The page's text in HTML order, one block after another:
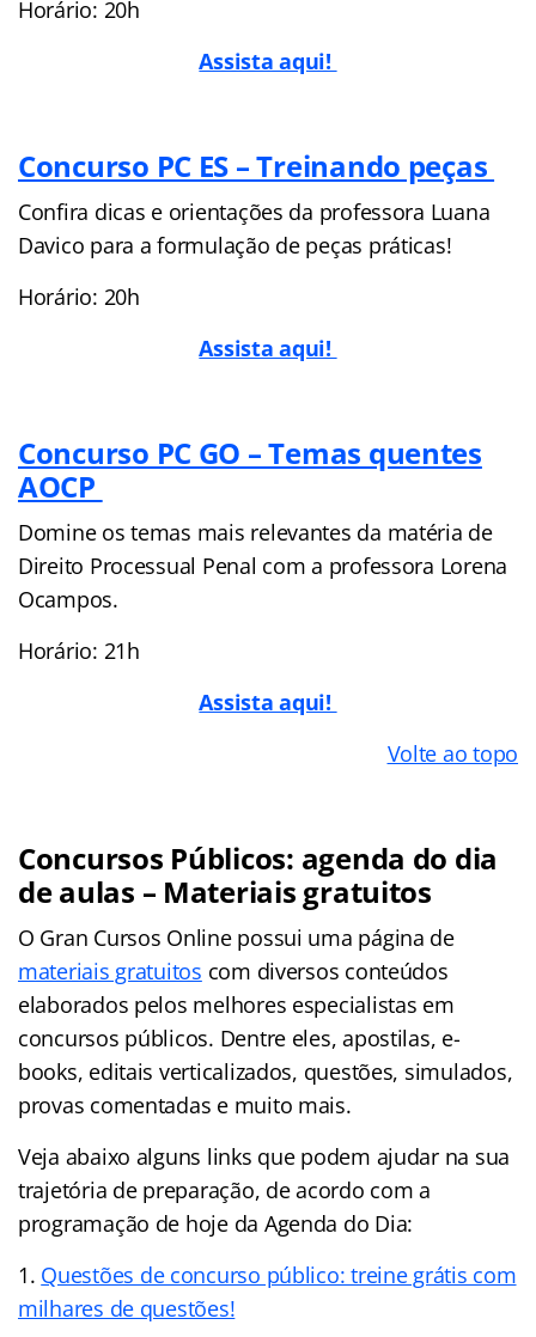
Horário: 20h
Assista aqui!
Concurso PC ES – Treinando peças
Confira dicas e orientações da professora Luana
Davico para a formulação de peças práticas!
Horário: 20h
Assista aqui!
Concurso PC GO – Temas quentes
AOCP
Domine os temas mais relevantes da matéria de
Direito Processual Penal com a professora Lorena
Ocampos.
Horário: 21h
Assista aqui!
Volte ao topo
Concursos Públicos: agenda do dia
de aulas – Materiais gratuitos
O Gran Cursos Online possui uma página de
materiais gratuitos com diversos conteúdos
elaborados pelos melhores especialistas em
concursos públicos. Dentre eles, apostilas, e-
books, editais verticalizados, questões, simulados,
provas comentadas e muito mais.
Veja abaixo alguns links que podem ajudar na sua
trajetória de preparação, de acordo com a
programação de hoje da Agenda do Dia:
Questões de concurso público: treine grátis com
milhares de questões!